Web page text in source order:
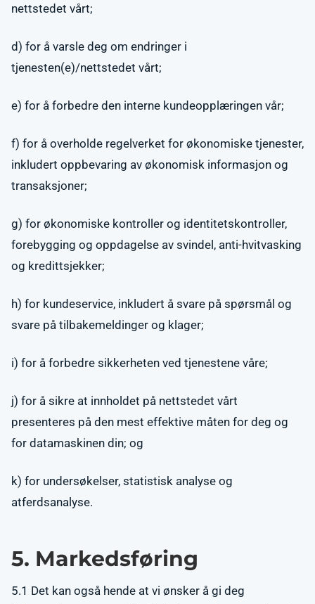
nettstedet vårt;
d) for å varsle deg om endringer i
tjenesten(e)/nettstedet vårt;
e) for å forbedre den interne kundeopplæringen vår;
f) for å overholde regelverket for økonomiske tjenester,
inkludert oppbevaring av økonomisk informasjon og
transaksjoner;
g) for økonomiske kontroller og identitetskontroller,
forebygging og oppdagelse av svindel, anti-hvitvasking
og kredittsjekker;
h) for kundeservice, inkludert å svare på spørsmål og
svare på tilbakemeldinger og klager;
i) for å forbedre sikkerheten ved tjenestene våre;
j) for å sikre at innholdet på nettstedet vårt
presenteres på den mest effektive måten for deg og
for datamaskinen din; og
k) for undersøkelser, statistisk analyse og
atferdsanalyse.
5. Markedsføring
5.1 Det kan også hende at vi ønsker å gi deg